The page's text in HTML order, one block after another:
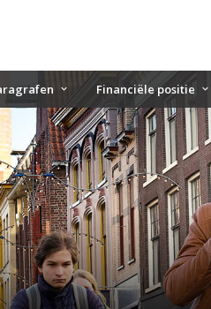
Financiële positie